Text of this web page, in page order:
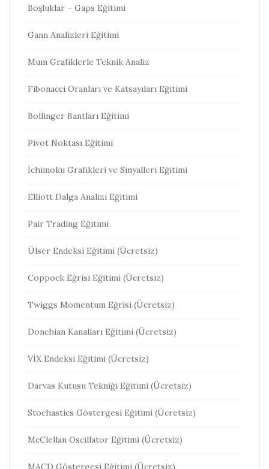
Boşluklar – Gaps Eğitimi
Gann Analizleri Eğitimi
Mum Grafiklerle Teknik Analiz
Fibonacci Oranları ve Katsayıları Eğitimi
Bollinger Bantları Eğitimi
Pivot Noktası Eğitimi
İchimoku Grafikleri ve Sinyalleri Eğitimi
Elliott Dalga Analizi Eğitimi
Pair Trading Eğitimi
Ülser Endeksi Eğitimi (Ücretsiz)
Coppock Eğrisi Eğitimi (Ücretsiz)
Twiggs Momentum Eğrisi (Ücretsiz)
Donchian Kanalları Eğitimi (Ücretsiz)
VİX Endeksi Eğitimi (Ücretsiz)
Darvas Kutusu Tekniği Eğitimi (Ücretsiz)
Stochastics Göstergesi Eğitimi (Ücretsiz)
McClellan Oscillator Eğitimi (Ücretsiz)
MACD Göstergesi Eğitimi (Ücretsiz)